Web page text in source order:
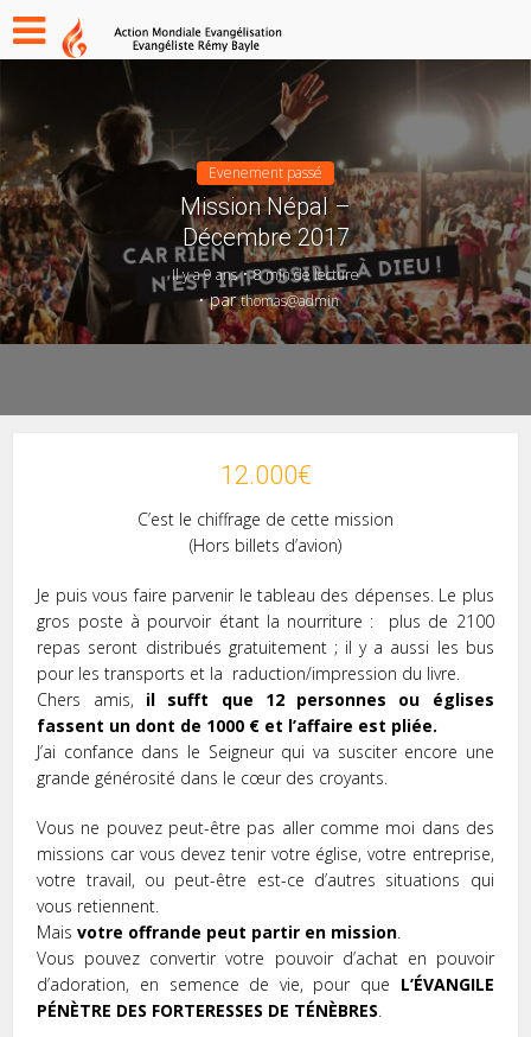
Evenement passé
Mission Népal –
Décembre 2017
Il y a 9 ans 8 min de lecture
parthomas@admin
12.000€
C’est le chiffrage de cette mission
(Hors billets d’avion)
Je puis vous faire parvenir le tableau des dépenses. Le plus
gros poste à pourvoir étant la nourriture : plus de 2100
repas seront distribués gratuitement ; il y a aussi les bus
pour les transports et la raduction/impression du livre.
Chers amis, il sufft que 12 personnes ou églises
fassent un dont de 1000 € et l’affaire est pliée.
J’ai confance dans le Seigneur qui va susciter encore une
grande générosité dans le cœur des croyants.
Vous ne pouvez peut-être pas aller comme moi dans des
missions car vous devez tenir votre église, votre entreprise,
votre travail, ou peut-être est-ce d’autres situations qui
vous retiennent.
Maisvotre offrande peut partir en mission.
Vous pouvez convertir votre pouvoir d’achat en pouvoir
d’adoration, en semence de vie, pour que L’ÉVANGILE
PÉNÈTRE DES FORTERESSES DE TÉNÈBRES.